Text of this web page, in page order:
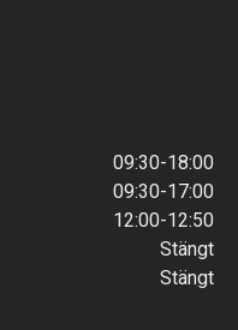
09:30-18:00
09:30-17:00
12:00-12:50
Stängt
Stängt